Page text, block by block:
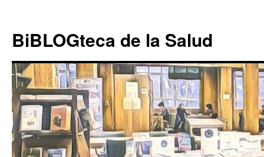
contenido
BiBLOGteca de la Salud